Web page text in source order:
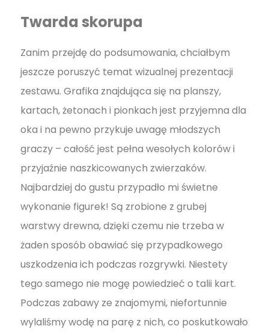
Twarda skorupa
Zanim przejdę do podsumowania, chciałbym
jeszcze poruszyć temat wizualnej prezentacji
zestawu. Grafika znajdująca się na planszy,
kartach, żetonach i pionkach jest przyjemna dla
oka i na pewno przykuje uwagę młodszych
graczy – całość jest pełna wesołych kolorów i
przyjaźnie naszkicowanych zwierzaków.
Najbardziej do gustu przypadło mi świetne
wykonanie figurek! Są zrobione z grubej
warstwy drewna, dzięki czemu nie trzeba w
żaden sposób obawiać się przypadkowego
uszkodzenia ich podczas rozgrywki. Niestety
tego samego nie mogę powiedzieć o talii kart.
Podczas zabawy ze znajomymi, niefortunnie
wylaliśmy wodę na parę z nich, co poskutkowało